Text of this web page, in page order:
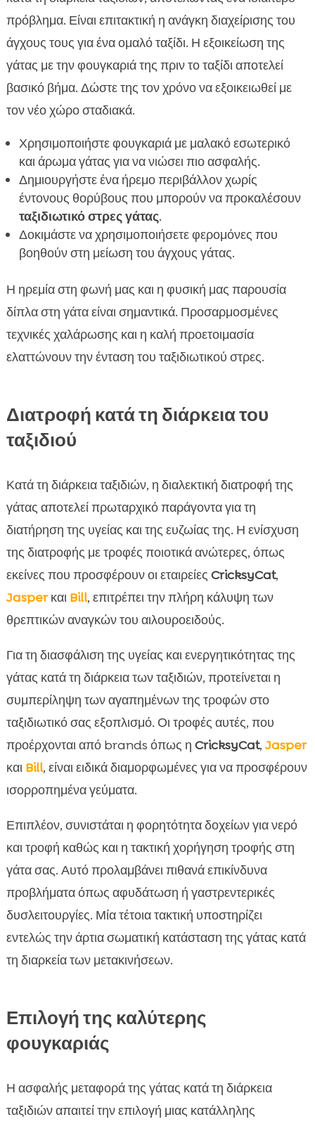
πρόβλημα. Είναι επιτακτική η ανάγκη διαχείρισης του
άγχους τους για ένα ομαλό ταξίδι. Η εξοικείωση της
γάτας με την φουγκαριά της πριν το ταξίδι αποτελεί
βασικό βήμα. Δώστε της τον χρόνο να εξοικειωθεί με
τον νέο χώρο σταδιακά.
Χρησιμοποιήστε φουγκαριά με μαλακό εσωτερικό
και άρωμα γάτας για να νιώσει πιο ασφαλής.
Δημιουργήστε ένα ήρεμο περιβάλλον χωρίς
έντονους θορύβους που μπορούν να προκαλέσουν
ταξιδιωτικό στρες γάτας.
Δοκιμάστε να χρησιμοποιήσετε φερομόνες που
βοηθούν στη μείωση του άγχους γάτας.
Η ηρεμία στη φωνή μας και η φυσική μας παρουσία
δίπλα στη γάτα είναι σημαντικά. Προσαρμοσμένες
τεχνικές χαλάρωσης και η καλή προετοιμασία
ελαττώνουν την ένταση του ταξιδιωτικού στρες.
Διατροφή κατά τη διάρκεια του
ταξιδιού
Κατά τη διάρκεια ταξιδιών, η διαλεκτική διατροφή της
γάτας αποτελεί πρωταρχικό παράγοντα για τη
διατήρηση της υγείας και της ευζωίας της. Η ενίσχυση
της διατροφής με τροφές ποιοτικά ανώτερες, όπως
εκείνες που προσφέρουν οι εταιρείες CricksyCat,
Jasperκαι Bill, επιτρέπει την πλήρη κάλυψη των
θρεπτικών αναγκών του αιλουροειδούς.
Για τη διασφάλιση της υγείας και ενεργητικότητας της
γάτας κατά τη διάρκεια των ταξιδιών, προτείνεται η
συμπερίληψη των αγαπημένων της τροφών στο
ταξιδιωτικό σας εξοπλισμό. Οι τροφές αυτές, που
προέρχονται από brands όπως η CricksyCat, Jasper
και Bill, είναι ειδικά διαμορφωμένες για να προσφέρουν
ισορροπημένα γεύματα.
Επιπλέον, συνιστάται η φορητότητα δοχείων για νερό
και τροφή καθώς και η τακτική χορήγηση τροφής στη
γάτα σας. Αυτό προλαμβάνει πιθανά επικίνδυνα
προβλήματα όπως αφυδάτωση ή γαστρεντερικές
δυσλειτουργίες. Μία τέτοια τακτική υποστηρίζει
εντελώς την άρτια σωματική κατάσταση της γάτας κατά
τη διαρκεία των μετακινήσεων.
Επιλογή της καλύτερης
φουγκαριάς
Η ασφαλής μεταφορά της γάτας κατά τη διάρκεια
ταξιδιών απαιτεί την επιλογή μιας κατάλληλης